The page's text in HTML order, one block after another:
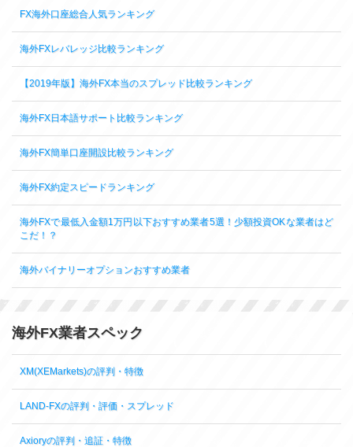
FX海外口座総合人気ランキング
海外FXレバレッジ比較ランキング
【2019年版】海外FX本当のスプレッド比較ランキング
海外FX日本語サポート比較ランキング
海外FX簡単口座開設比較ランキング
海外FX約定スピードランキング
海外FXで最低入金額1万円以下おすすめ業者5選！少額投資OKな業者はど
こだ！？
海外バイナリーオプションおすすめ業者
海外FX業者スペック
XM(XEMarkets)の評判・特徴
LAND-FXの評判・評価・スプレッド
Axioryの評判・追証・特徴